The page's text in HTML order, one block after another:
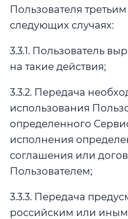
Пользователя
следующих случаях:
3.3.1. Пользователь
на такие действия;
3.3.2. Передача
использования
определенного
исполнения
соглашения или
Пользователем;
3.3.3. Передача
российским или